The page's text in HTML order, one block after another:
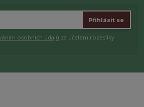
Přihlásit se
osobních údajů za účelem rozesílky